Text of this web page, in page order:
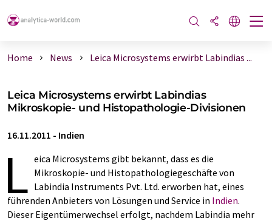
Home News Leica Microsystems erwirbt Labindias ...
Leica Microsystems erwirbt Labindias
Mikroskopie- und Histopathologie-Divisionen
16.11.2011 - Indien
L eica Microsystems gibt bekannt, dass es die
Mikroskopie- und Histopathologiegeschäfte von
Labindia Instruments Pvt. Ltd. erworben hat, eines
führenden Anbie­ters von Lösungen und Service in Indien.
Dieser Eigentümerwechsel erfolgt, nachdem Labindia mehr